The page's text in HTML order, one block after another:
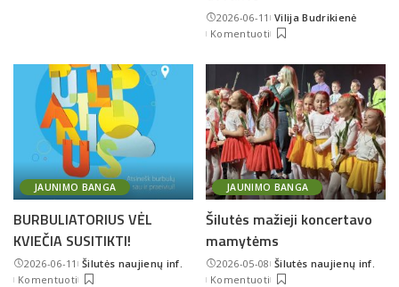
2026-06-11 Posted
by
Vilija Budrikienė
Komentuoti
JAUNIMO BANGA
BURBULIATORIUS VĖL
KVIEČIA SUSITIKTI!
2026-06-11 Posted
Šilutės naujienų inf.
Komentuoti
JAUNIMO BANGA
Šilutės mažieji koncertavo
mamytėms
2026-05-08Posted
Šilutės naujienų inf.
Komentuoti